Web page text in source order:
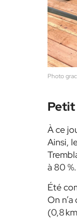
Photo
Petit
À ce
Ainsi,
à 80 %.
Été
On
(0,8